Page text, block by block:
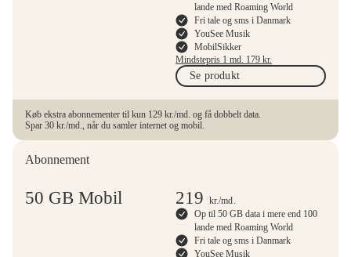
lande med Roaming World
Fri tale og sms i Danmark
YouSee Musik
MobilSikker
Mindstepris 1 md. 179 kr.
Se produkt
Køb ekstra abonnementer til kun 129 kr./md. og få dobbelt data.
Spar 30 kr./md., når du samler internet og mobil.
Abonnement
50 GB Mobil 219 kr./md.
Op til 50 GB data i mere end 100
lande med Roaming World
Fri tale og sms i Danmark
YouSee Musik